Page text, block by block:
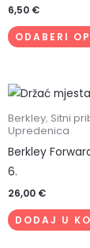
6,50 €
ODABERI
varijanti.
Opcije
se
odabrati
stranici
proizvoda
Berkley, Sitni
Upredenica
Berkley
6.
26,00 €
DODAJ U